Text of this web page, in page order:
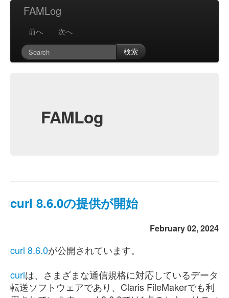
FAMLog
前へ
次へ
検索
FAMLog
curl 8.6.0の提供が開始
February 02, 2024
curl 8.6.0が公開されています。
curlは、さまざまな通信規格に対応しているデータ
転送ソフトウェアであり、Claris FileMakerでも利